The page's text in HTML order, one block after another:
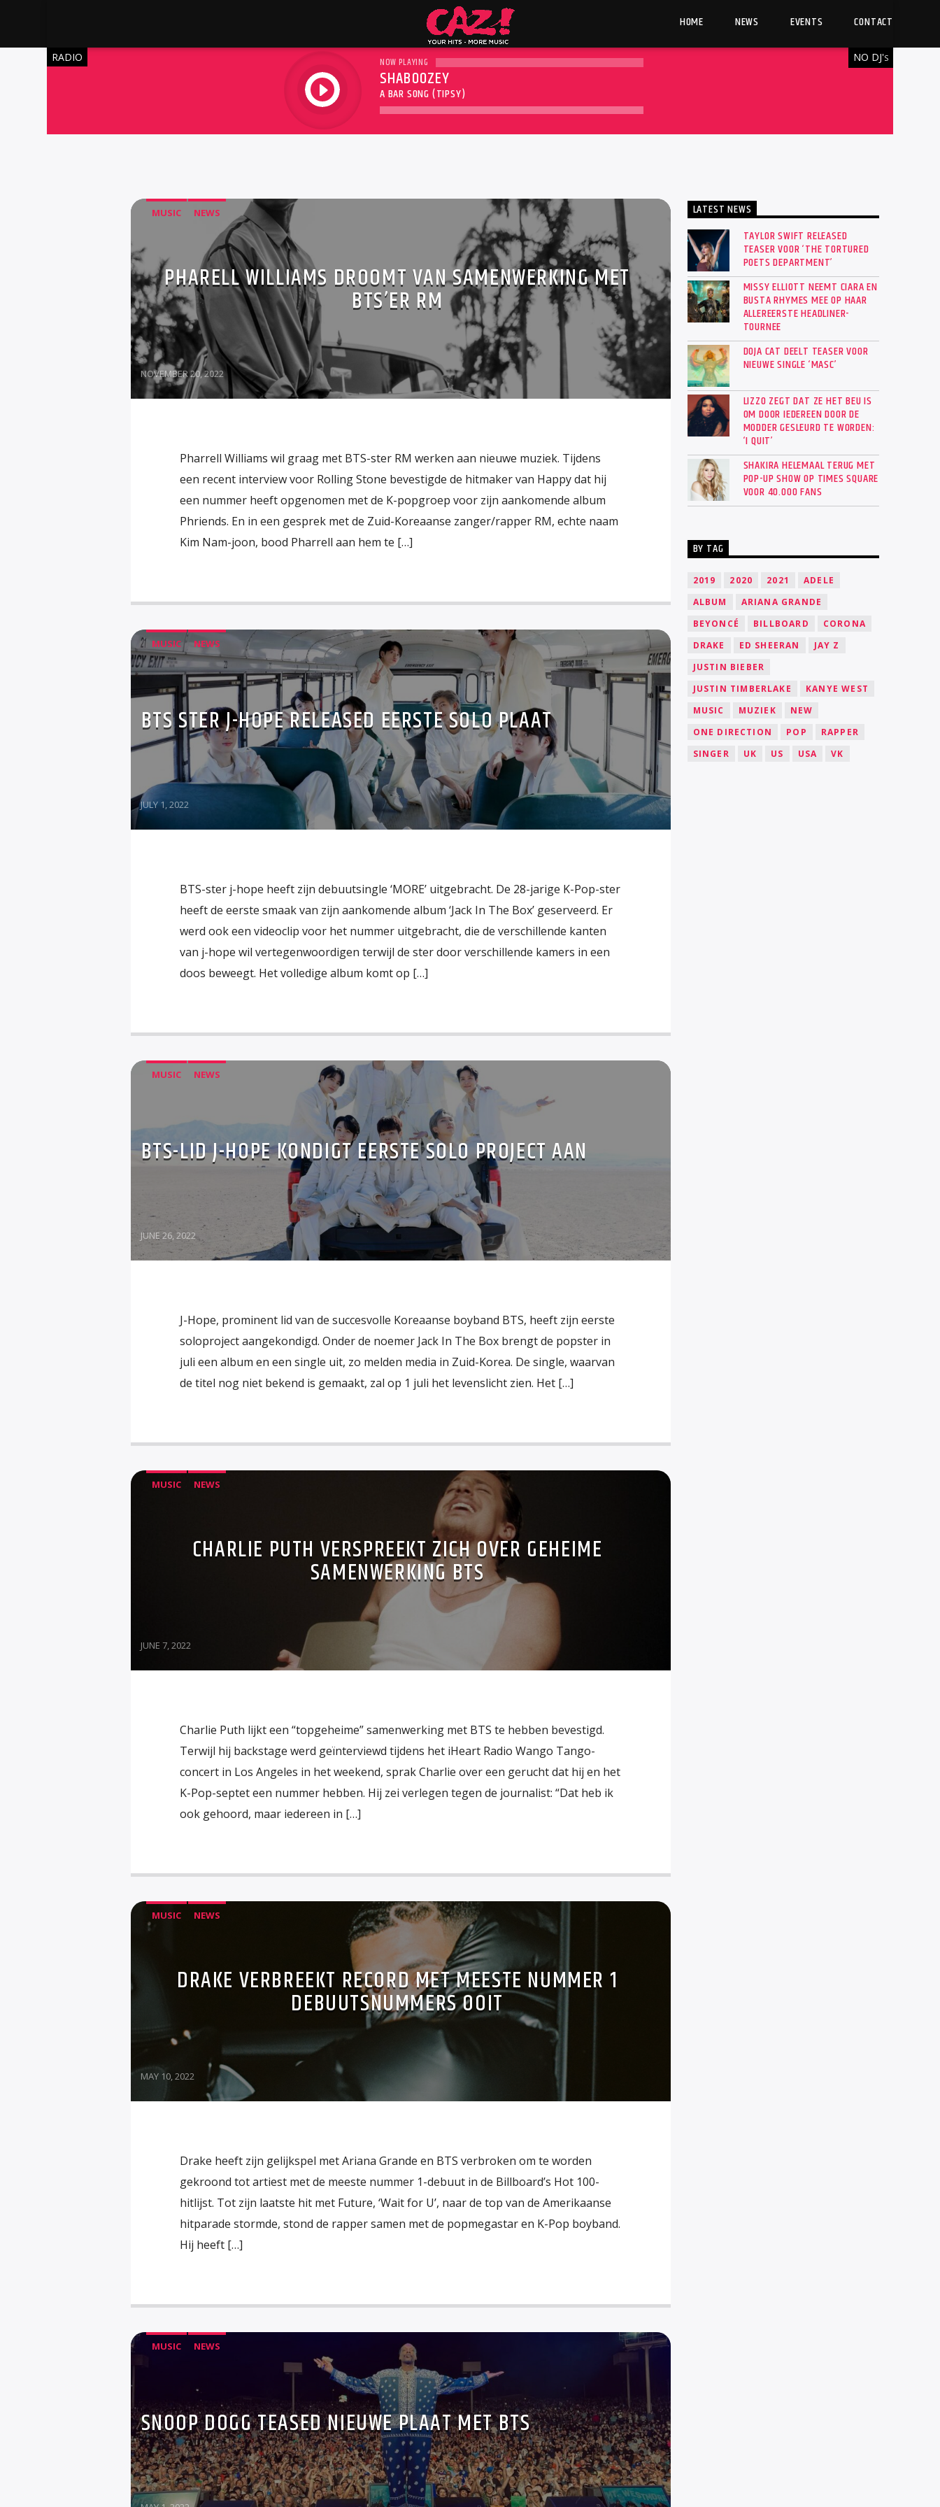
HOME NEWS EVENTS CONTACT
RADIO
play
NO DJ'S
NOW PLAYING
SHABOOZEY
A BAR SONG (TIPSY)
MUSIC NEWS
PHARELL WILLIAMS DROOMT VAN SAMENWERKING MET
BTS’ER RM
NOVEMBER 20, 2022
Pharrell Williams wil graag met BTS-ster RM werken aan nieuwe muziek. Tijdens
een recent interview voor Rolling Stone bevestigde de hitmaker van Happy dat hij
een nummer heeft opgenomen met de K-popgroep voor zijn aankomende album
Phriends. En in een gesprek met de Zuid-Koreaanse zanger/rapper RM, echte naam
Kim Nam-joon, bood Pharrell aan hem te […]
MUSIC NEWS
BTS STER J-HOPE RELEASED EERSTE SOLO PLAAT
JULY 1, 2022
BTS-ster j-hope heeft zijn debuutsingle ‘MORE’ uitgebracht. De 28-jarige K-Pop-ster
heeft de eerste smaak van zijn aankomende album ‘Jack In The Box’ geserveerd. Er
werd ook een videoclip voor het nummer uitgebracht, die de verschillende kanten
van j-hope wil vertegenwoordigen terwijl de ster door verschillende kamers in een
doos beweegt. Het volledige album komt op […]
MUSIC NEWS
BTS-LID J-HOPE KONDIGT EERSTE SOLO PROJECT AAN
JUNE 26, 2022
J-Hope, prominent lid van de succesvolle Koreaanse boyband BTS, heeft zijn eerste
soloproject aangekondigd. Onder de noemer Jack In The Box brengt de popster in
juli een album en een single uit, zo melden media in Zuid-Korea. De single, waarvan
de titel nog niet bekend is gemaakt, zal op 1 juli het levenslicht zien. Het […]
MUSIC NEWS
CHARLIE PUTH VERSPREEKT ZICH OVER GEHEIME
SAMENWERKING BTS
JUNE 7, 2022
Charlie Puth lijkt een “topgeheime” samenwerking met BTS te hebben bevestigd.
Terwijl hij backstage werd geïnterviewd tijdens het iHeart Radio Wango Tango-
concert in Los Angeles in het weekend, sprak Charlie over een gerucht dat hij en het
K-Pop-septet een nummer hebben. Hij zei verlegen tegen de journalist: “Dat heb ik
ook gehoord, maar iedereen in […]
MUSIC NEWS
DRAKE VERBREEKT RECORD MET MEESTE NUMMER 1
DEBUUTSNUMMERS OOIT
MAY 10, 2022
Drake heeft zijn gelijkspel met Ariana Grande en BTS verbroken om te worden
gekroond tot artiest met de meeste nummer 1-debuut in de Billboard’s Hot 100-
hitlijst. Tot zijn laatste hit met Future, ‘Wait for U’, naar de top van de Amerikaanse
hitparade stormde, stond de rapper samen met de popmegastar en K-Pop boyband.
Hij heeft […]
MUSIC NEWS
SNOOP DOGG TEASED NIEUWE PLAAT MET BTS
LATEST NEWS
TAYLOR SWIFT RELEASED
TEASER VOOR ‘THE TORTURED
POETS DEPARTMENT’
MISSY ELLIOTT NEEMT CIARA EN
BUSTA RHYMES MEE OP HAAR
ALLEREERSTE HEADLINER-
TOURNEE
DOJA CAT DEELT TEASER VOOR
NIEUWE SINGLE ‘MASC’
LIZZO ZEGT DAT ZE HET BEU IS
OM DOOR IEDEREEN DOOR DE
MODDER GESLEURD TE WORDEN:
‘I QUIT’
SHAKIRA HELEMAAL TERUG MET
POP-UP SHOW OP TIMES SQUARE
VOOR 40.000 FANS
BY TAG
2019 2020 2021
ADELE
ALBUM
ARIANA GRANDE
BEYONCÉ
BILLBOARD
CORONA
DRAKE
ED SHEERAN
JAY Z
JUSTIN BIEBER
JUSTIN TIMBERLAKE
KANYE WEST
MUSIC
MUZIEK
NEW
ONE DIRECTION
POP
RAPPER
SINGER
UK US USA VK